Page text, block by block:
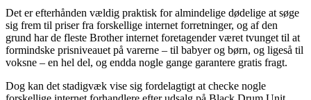
Det er efterhånden vældig praktisk for almindelige dødelige at søge
sig frem til priser fra forskellige internet forretninger, og af den
grund har de fleste Brother internet foretagender været tvunget til at
formindske prisniveauet på varerne – til babyer og børn, og ligeså til
voksne – en hel del, og endda nogle gange garantere gratis fragt.
Dog kan det stadigvæk vise sig fordelagtigt at checke nogle